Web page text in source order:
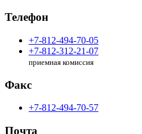
Телефон
+7-812-494-70-05
+7-812-312-21-07
приемная комиссия
Факс
+7-812-494-70-57
Почта